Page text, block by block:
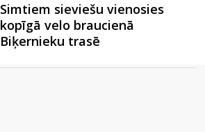
Simtiem sieviešu vienosies
kopīgā velo braucienā
Biķernieku trasē